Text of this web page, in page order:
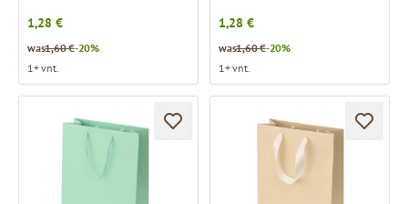
1,28 €
was1,60 €-20%
1+ vnt.
1,28 €
was1,60 €-20%
1+ vnt.